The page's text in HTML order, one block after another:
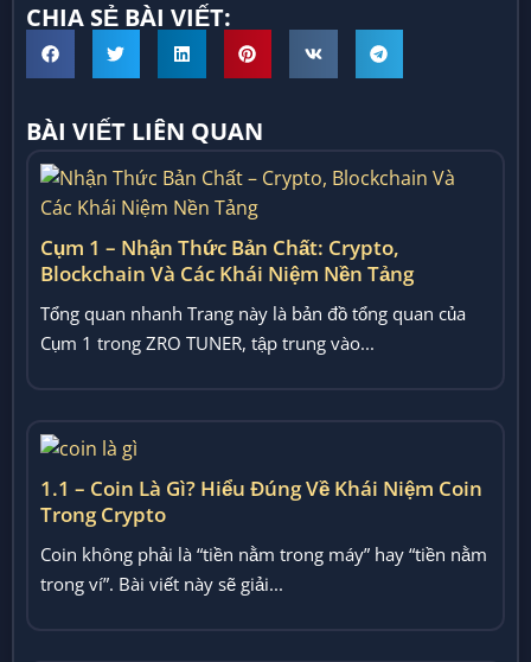
CHIA SẺ BÀI VIẾT:
BÀI VIẾT LIÊN QUAN
Cụm 1 – Nhận Thức Bản Chất: Crypto,
Blockchain Và Các Khái Niệm Nền Tảng
Tổng quan nhanh Trang này là bản đồ tổng quan của
Cụm 1 trong ZRO TUNER, tập trung vào...
1.1 – Coin Là Gì? Hiểu Đúng Về Khái Niệm Coin
Trong Crypto
Coin không phải là “tiền nằm trong máy” hay “tiền nằm
trong ví”. Bài viết này sẽ giải...